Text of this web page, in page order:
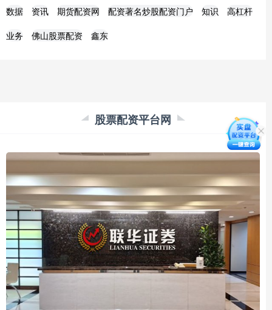
数据
资讯 期货配资网 配资著名炒股配资门户 知识
高杠杆
业务
佛山股票配资 鑫东
股票配资平台网